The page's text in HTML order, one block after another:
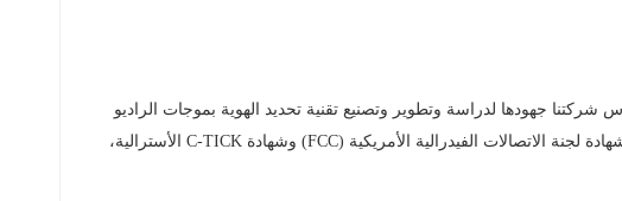
تُكرّس شركتنا جهودها لدراسة وتطوير وتصنيع تقنية تحديد الهوية بموجات الراديو
(RFID)، وتسعى جاهدةً لتقديم منتجات عالية الأداء بأسعار تنافسية للمستهلكين. وقد حصلت منتجاتنا على العديد من الشهادات، منها شهادة لجنة الاتصالات الفيدرالية الأمريكية (FCC) وشهادة C-TICK الأسترالية،